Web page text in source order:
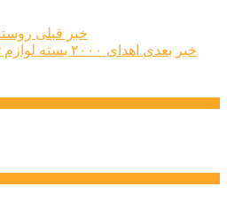
خبر قبلی
خبر بعدی
اهدای ۲۰۰۰